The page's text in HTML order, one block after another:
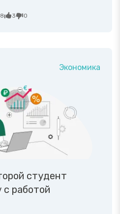
3 0
Экономика
студент
работой